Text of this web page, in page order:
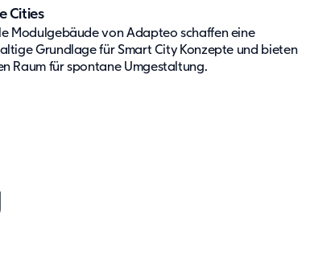
Cities
Modulgebäude von Adapteo schaffen eine
Grundlage für Smart City Konzepte und bieten
Raum für spontane Umgestaltung.